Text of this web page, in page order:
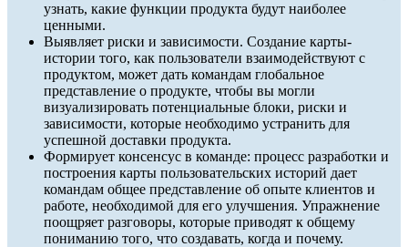
узнать, какие функции продукта будут наиболее
ценными.
Выявляет риски и зависимости. Создание карты-
истории того, как пользователи взаимодействуют с
продуктом, может дать командам глобальное
представление о продукте, чтобы вы могли
визуализировать потенциальные блоки, риски и
зависимости, которые необходимо устранить для
успешной доставки продукта.
Формирует консенсус в команде: процесс разработки и
построения карты пользовательских историй дает
командам общее представление об опыте клиентов и
работе, необходимой для его улучшения. Упражнение
поощряет разговоры, которые приводят к общему
пониманию того, что создавать, когда и почему.